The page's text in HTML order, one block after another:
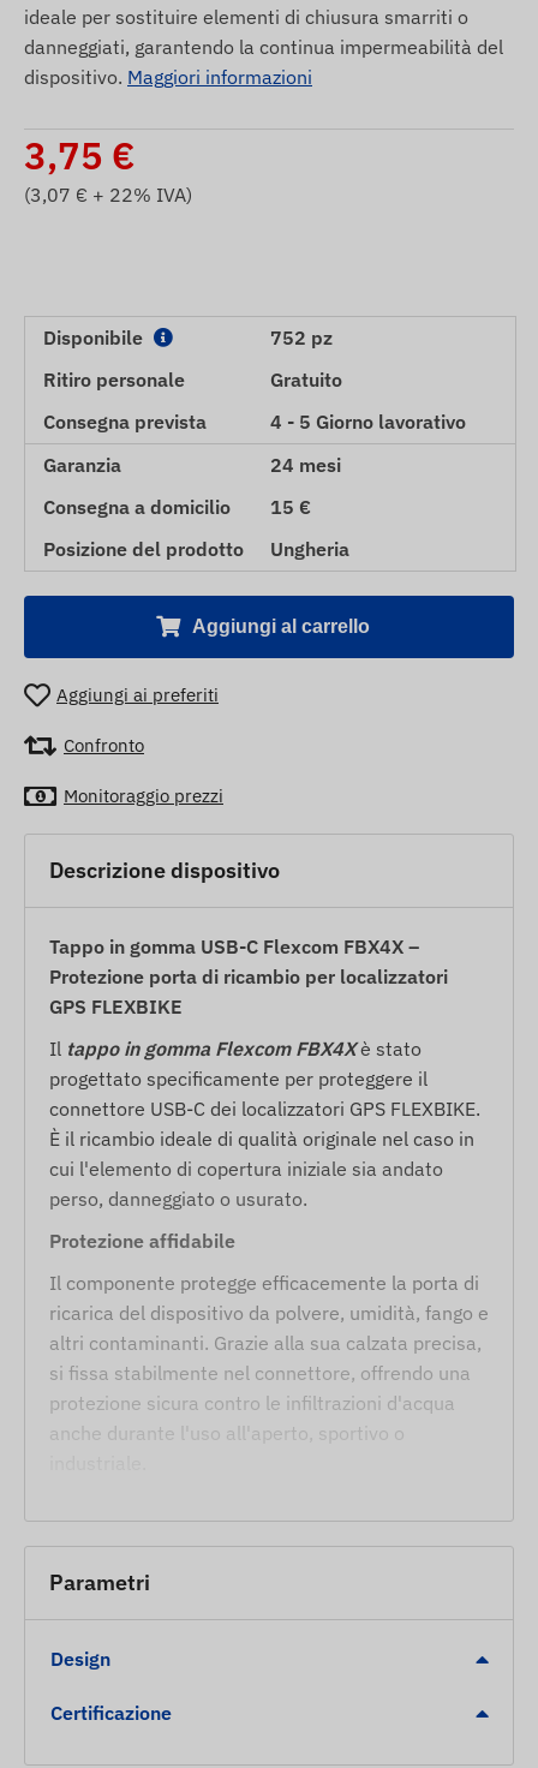
ideale per sostituire elementi di chiusura smarriti o
danneggiati, garantendo la continua impermeabilità del
dispositivo. Maggiori informazioni
3,75 €
(3,07 € + 22% IVA)
Disponibile
752 pz
Ritiro personale
Gratuito
Consegna prevista
4 - 5 Giorno lavorativo
Garanzia
24 mesi
Consegna a domicilio
15 €
Posizione del prodotto
Ungheria
Aggiungi al carrello
Aggiungi ai preferiti
Confronto
Monitoraggio prezzi
Descrizione dispositivo
Tappo in gomma USB-C Flexcom FBX4X –
Protezione porta di ricambio per localizzatori
GPS FLEXBIKE
Il tappo in gomma Flexcom FBX4Xè stato
progettato specificamente per proteggere il
connettore USB-C dei localizzatori GPS FLEXBIKE.
È il ricambio ideale di qualità originale nel caso in
cui l'elemento di copertura iniziale sia andato
perso, danneggiato o usurato.
Protezione affidabile
Il componente protegge efficacemente la porta di
ricarica del dispositivo da polvere, umidità, fango e
altri contaminanti. Grazie alla sua calzata precisa,
si fissa stabilmente nel connettore, offrendo una
protezione sicura contro le infiltrazioni d'acqua
anche durante l'uso all'aperto, sportivo o
Il tappo in gomma è realizzato con una miscela di
silicone e gomma di alta qualità e resistente agli
sua flessibilità a lungo termine senza screpolarsi.
Ambiti di utilizzo
Protezione del dispositivo: Chiusura del
Parametri
Design
Certificazione